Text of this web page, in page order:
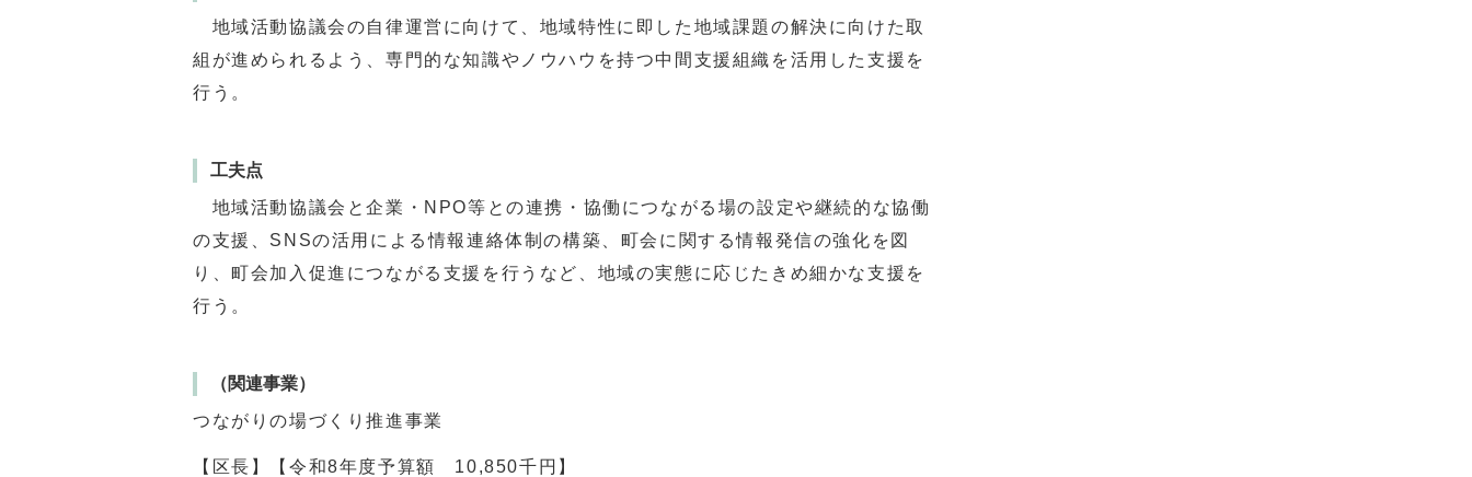
地域活動協議会の自律運営に向けて、地域特性に即した地域課題の解決に向けた取
組が進められるよう、専門的な知識やノウハウを持つ中間支援組織を活用した支援を
行う。
工夫点
地域活動協議会と企業・NPО等との連携・協働につながる場の設定や継続的な協働
の支援、SNSの活用による情報連絡体制の構築、町会に関する情報発信の強化を図
り、町会加入促進につながる支援を行うなど、地域の実態に応じたきめ細かな支援を
行う。
（関連事業）
つながりの場づくり推進事業
【区長】【令和8年度予算額 10,850千円】